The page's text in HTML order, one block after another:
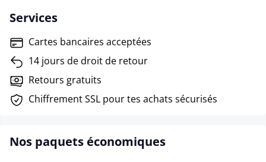
Services
Cartes bancaires acceptées
14 jours de droit de retour
Retours gratuits
Chiffrement SSL pour tes achats sécurisés
Nos paquets économiques